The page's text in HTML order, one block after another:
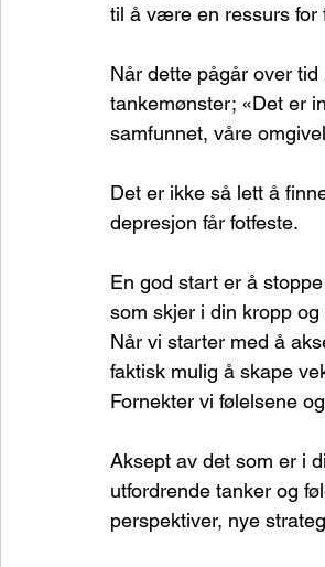
til å være en ressurs for
Når dette pågår over
tankemønster; «Det er
samfunnet, våre
Det er ikke så lett å
depresjon får fotfeste.
En god start er å
som skjer i din kropp
Når vi starter med å
faktisk mulig å skape
Fornekter vi følelsene
Aksept av det som er i
utfordrende tanker og
perspektiver, nye